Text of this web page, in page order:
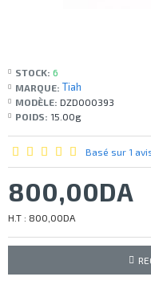
STOCK: 6
MARQUE: Tiah
MODÈLE: DZD000393
POIDS: 15.00g
Basé sur 1
800,00DA
H.T : 800,00DA